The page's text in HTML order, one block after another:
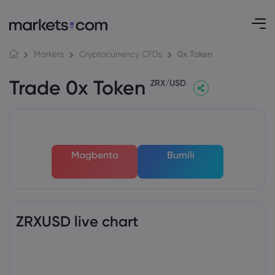
Markets Cryptocurrency CFDs 0x Token
Trade 0x Token ZRX/USD
Magbenta Bumili
ZRXUSD live chart